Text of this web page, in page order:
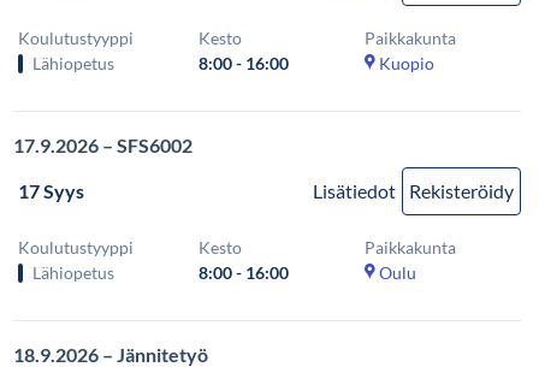
Koulutustyyppi
Lähiopetus
Kesto
8:00 - 16:00
Paikkakunta
Kuopio
17.9.2026 – SFS6002
17 Syys
Lisätiedot Rekisteröidy
Koulutustyyppi
Lähiopetus
Kesto
8:00 - 16:00
Paikkakunta
Oulu
18.9.2026 – Jännitetyö